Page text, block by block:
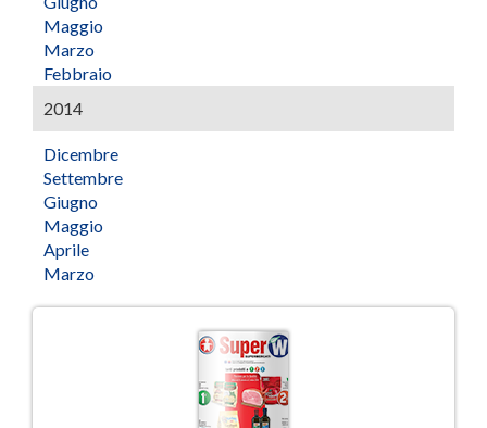
Maggio
Marzo
Febbraio
2014
Dicembre
Settembre
Giugno
Maggio
Aprile
Marzo